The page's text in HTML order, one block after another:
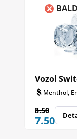
Vozol
Menthol,
7.50
8.50